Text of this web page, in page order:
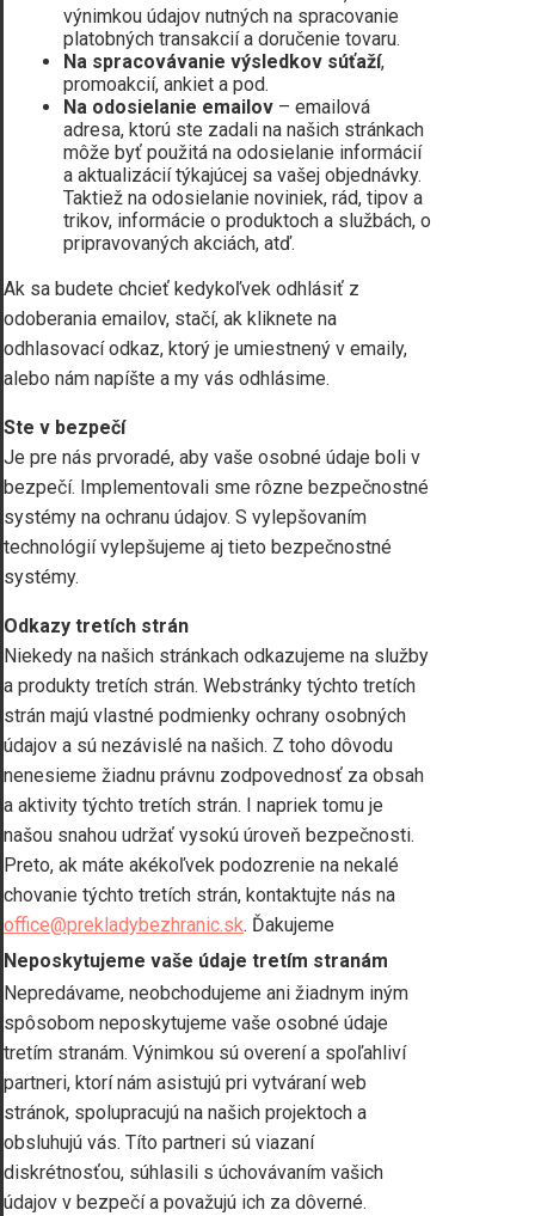
výnimkou údajov nutných na spracovanie
platobných transakcií a doručenie tovaru.
Na spracovávanie výsledkov súťaží,
promoakcií, ankiet a pod.
Na odosielanie emailov – emailová
adresa, ktorú ste zadali na našich stránkach
môže byť použitá na odosielanie informácií
a aktualizácií týkajúcej sa vašej objednávky.
Taktiež na odosielanie noviniek, rád, tipov a
trikov, informácie o produktoch a službách, o
pripravovaných akciách, atď.
Ak sa budete chcieť kedykoľvek odhlásiť z
odoberania emailov, stačí, ak kliknete na
odhlasovací odkaz, ktorý je umiestnený v emaily,
alebo nám napíšte a my vás odhlásime.
Ste v bezpečí
Je pre nás prvoradé, aby vaše osobné údaje boli v
bezpečí. Implementovali sme rôzne bezpečnostné
systémy na ochranu údajov. S vylepšovaním
technológií vylepšujeme aj tieto bezpečnostné
systémy.
Odkazy tretích strán
Niekedy na našich stránkach odkazujeme na služby
a produkty tretích strán. Webstránky týchto tretích
strán majú vlastné podmienky ochrany osobných
údajov a sú nezávislé na našich. Z toho dôvodu
nenesieme žiadnu právnu zodpovednosť za obsah
a aktivity týchto tretích strán. I napriek tomu je
našou snahou udržať vysokú úroveň bezpečnosti.
Preto, ak máte akékoľvek podozrenie na nekalé
chovanie týchto tretích strán, kontaktujte nás na
office@prekladybezhranic.sk. Ďakujeme
Neposkytujeme vaše údaje tretím stranám
Nepredávame, neobchodujeme ani žiadnym iným
spôsobom neposkytujeme vaše osobné údaje
tretím stranám. Výnimkou sú overení a spoľahliví
partneri, ktorí nám asistujú pri vytváraní web
stránok, spolupracujú na našich projektoch a
obsluhujú vás. Títo partneri sú viazaní
diskrétnosťou, súhlasili s úchovávaním vašich
údajov v bezpečí a považujú ich za dôverné.